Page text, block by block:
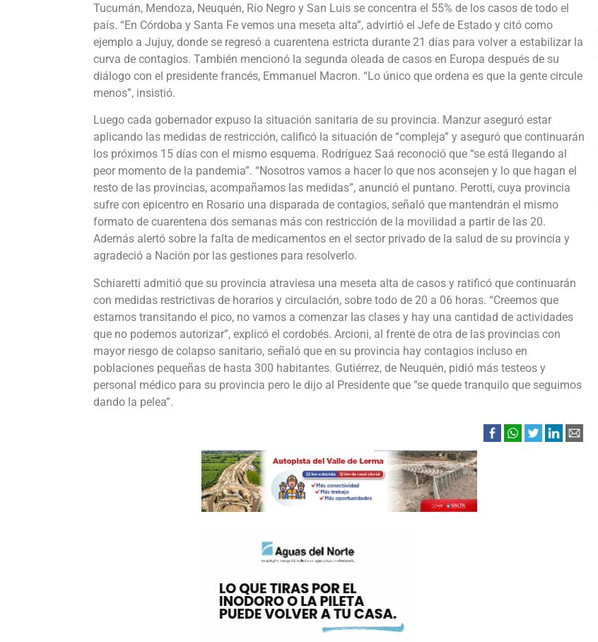
Tucumán, Mendoza, Neuquén, Río Negro y San Luis se concentra el 55% de los casos de todo el
país. “En Córdoba y Santa Fe vemos una meseta alta”, advirtió el Jefe de Estado y citó como
ejemplo a Jujuy, donde se regresó a cuarentena estricta durante 21 días para volver a estabilizar la
curva de contagios. También mencionó la segunda oleada de casos en Europa después de su
diálogo con el presidente francés, Emmanuel Macron. “Lo único que ordena es que la gente circule
menos”, insistió.
Luego cada gobernador expuso la situación sanitaria de su provincia. Manzur aseguró estar
aplicando las medidas de restricción, calificó la situación de “compleja” y aseguró que continuarán
los próximos 15 días con el mismo esquema. Rodríguez Saá reconoció que “se está llegando al
peor momento de la pandemia”. “Nosotros vamos a hacer lo que nos aconsejen y lo que hagan el
resto de las provincias, acompañamos las medidas”, anunció el puntano. Perotti, cuya provincia
sufre con epicentro en Rosario una disparada de contagios, señaló que mantendrán el mismo
formato de cuarentena dos semanas más con restricción de la movilidad a partir de las 20.
Además alertó sobre la falta de medicamentos en el sector privado de la salud de su provincia y
agradeció a Nación por las gestiones para resolverlo.
Schiaretti admitió que su provincia atraviesa una meseta alta de casos y ratificó que continuarán
con medidas restrictivas de horarios y circulación, sobre todo de 20 a 06 horas. “Creemos que
estamos transitando el pico, no vamos a comenzar las clases y hay una cantidad de actividades
que no podemos autorizar”, explicó el cordobés. Arcioni, al frente de otra de las provincias con
mayor riesgo de colapso sanitario, señaló que en su provincia hay contagios incluso en
poblaciones pequeñas de hasta 300 habitantes. Gutiérrez, de Neuquén, pidió más testeos y
personal médico para su provincia pero le dijo al Presidente que “se quede tranquilo que seguimos
dando la pelea”.